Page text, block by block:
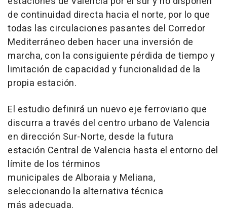
de continuidad directa hacia el norte, por lo que
todas las circulaciones pasantes del Corredor
Mediterráneo deben hacer una inversión de
marcha, con la consiguiente pérdida de tiempo y
limitación de capacidad y funcionalidad de la
propia estación.
El estudio definirá un nuevo eje ferroviario que
discurra a través del centro urbano de Valencia
en dirección Sur-Norte, desde la futura
estación Central de Valencia hasta el entorno del
límite de los términos
municipales de Alboraia y Meliana,
seleccionando la alternativa técnica
más adecuada.